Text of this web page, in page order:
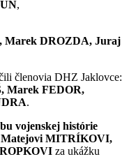
,
Marek DROZDA, Juraj
členovia DHZ Jaklovce:
Marek FEDOR,
.
vojenskej histórie
Matejovi MITRÍKOVI,
za ukážku